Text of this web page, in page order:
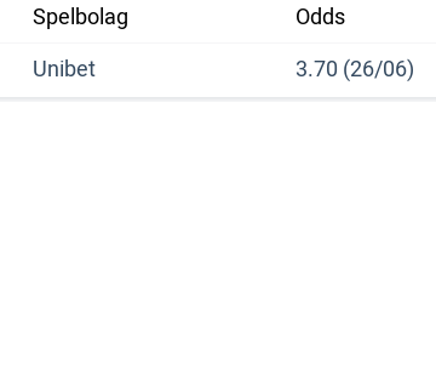
Spelbolag Odds
Unibet 3.70 (26/06)